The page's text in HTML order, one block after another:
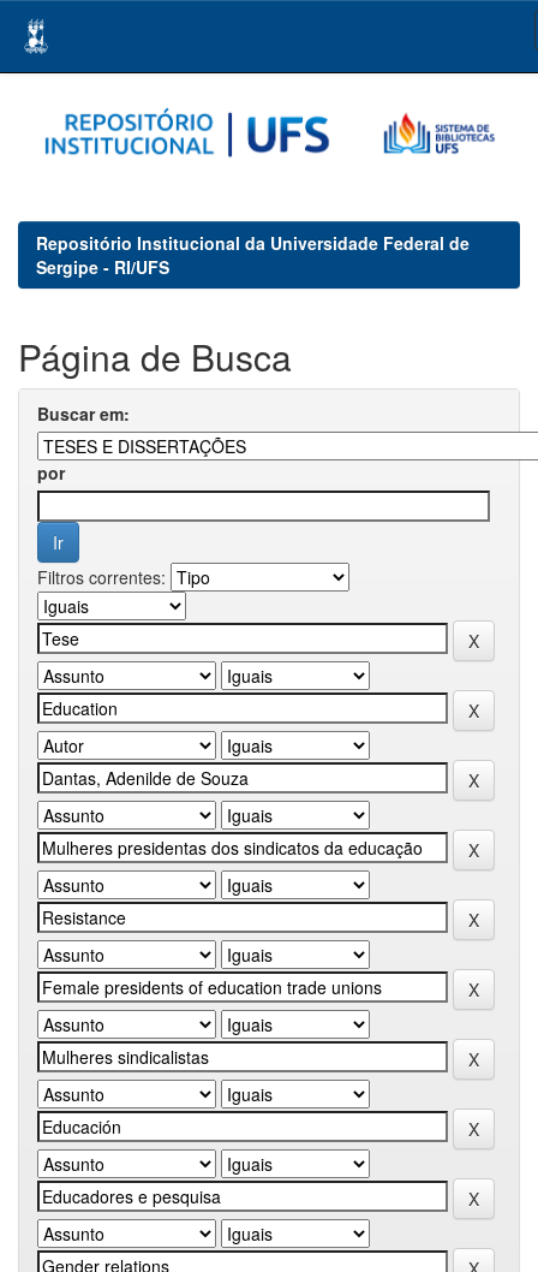
navigation
Repositório Institucional da Universidade Federal de
Sergipe - RI/UFS
Página de Busca
Buscar em:
por
Filtros correntes: